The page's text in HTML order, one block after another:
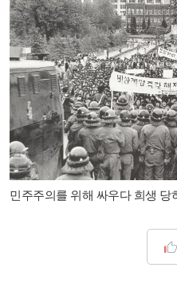
민주주의를 위해 싸우다 희생 당